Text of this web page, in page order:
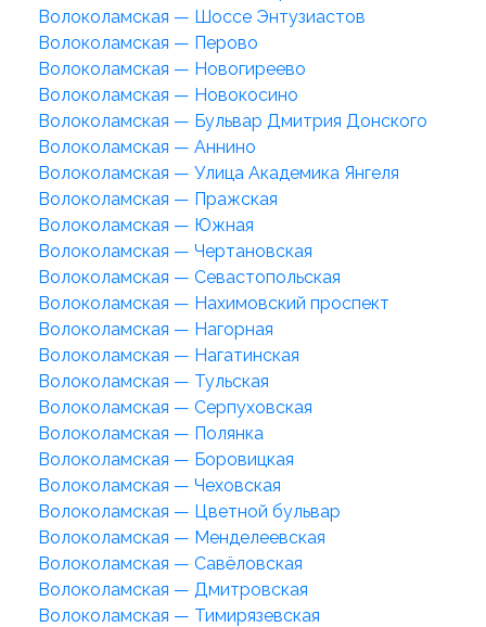
Волоколамская — Шоссе Энтузиастов
Волоколамская — Перово
Волоколамская — Новогиреево
Волоколамская — Новокосино
Волоколамская — Бульвар Дмитрия Донского
Волоколамская — Аннино
Волоколамская — Улица Академика Янгеля
Волоколамская — Пражская
Волоколамская — Южная
Волоколамская — Чертановская
Волоколамская — Севастопольская
Волоколамская — Нахимовский проспект
Волоколамская — Нагорная
Волоколамская — Нагатинская
Волоколамская — Тульская
Волоколамская — Серпуховская
Волоколамская — Полянка
Волоколамская — Боровицкая
Волоколамская — Чеховская
Волоколамская — Цветной бульвар
Волоколамская — Менделеевская
Волоколамская — Савёловская
Волоколамская — Дмитровская
Волоколамская — Тимирязевская